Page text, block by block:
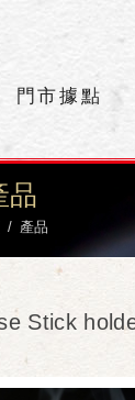
門市據點
品
產品
Stick